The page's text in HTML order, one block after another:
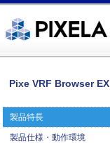
Pixe VRF Browser EX
製品特長
製品仕様・動作環境